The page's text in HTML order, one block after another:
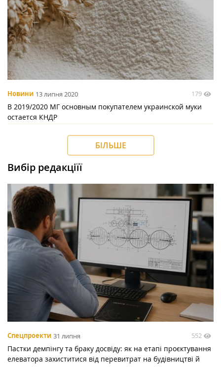
Новини 13 липня 2020 179
В 2019/2020 МГ основным покупателем украинской муки
остается КНДР
БІЛЬШЕ
Вибір редакціїї
Спецпроекти 31 липня 552
Пастки демпінгу та браку досвіду: як на етапі проєктування
елеватора захиститися від перевитрат на будівництві й